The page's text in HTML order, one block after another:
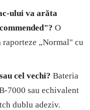
ului va arăta
O
raporteze „Normal" cu
cel vechi? Bateria
7000 sau echivalent
dublu adeziv.